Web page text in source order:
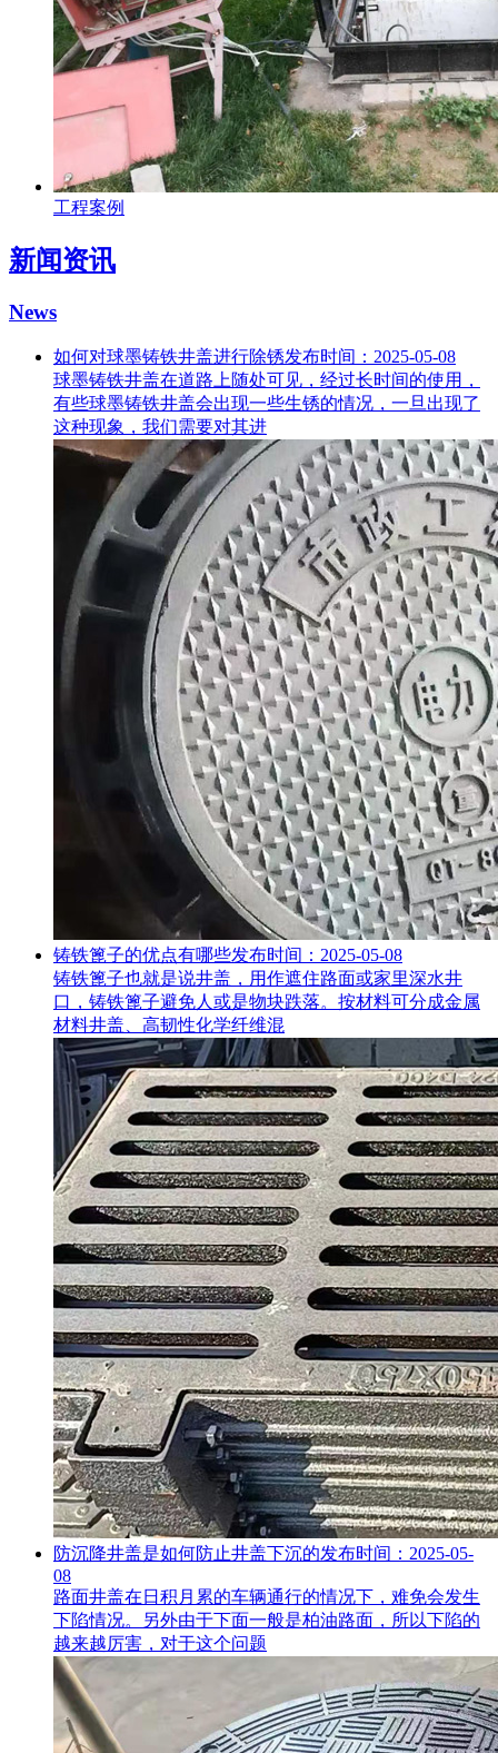
工程案例
新闻资讯
News
如何对球墨铸铁井盖进行除锈发布时间：2025-05-08
球墨铸铁井盖在道路上随处可见，经过长时间的使用，
有些球墨铸铁井盖会出现一些生锈的情况，一旦出现了
这种现象，我们需要对其进
铸铁篦子的优点有哪些发布时间：2025-05-08
铸铁篦子也就是说井盖，用作遮住路面或家里深水井
口，铸铁篦子避免人或是物块跌落。按材料可分成金属
材料井盖、高韧性化学纤维混
防沉降井盖是如何防止井盖下沉的发布时间：2025-05-
08
路面井盖在日积月累的车辆通行的情况下，难免会发生
下陷情况。另外由于下面一般是柏油路面，所以下陷的
越来越厉害，对于这个问题